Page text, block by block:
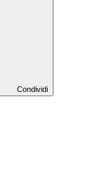
Condividi